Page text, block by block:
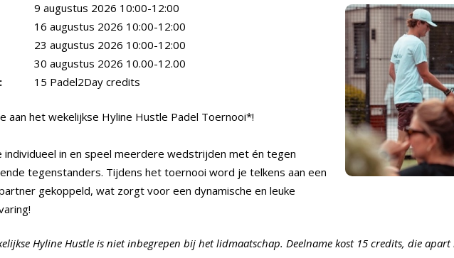
9 augustus 2026 10:00-12:00
16 augustus 2026 10:00-12:00
23 augustus 2026 10:00-12:00
30 augustus 2026 10.00-12.00
15 Padel2Day credits
aan het wekelijkse Hyline Hustle Padel Toernooi*!
individueel in en speel meerdere wedstrijden met én tegen
tegenstanders. Tijdens het toernooi word je telkens aan een
gekoppeld, wat zorgt voor een dynamische en leuke
Hyline Hustle is niet inbegrepen bij het lidmaatschap. Deelname kost 15 credits, die